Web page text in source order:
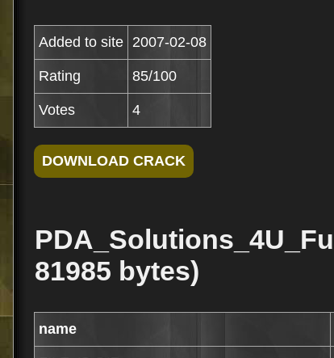
Added to site 2007-02-08
Rating 85/100
Votes 4
81985 bytes)
name